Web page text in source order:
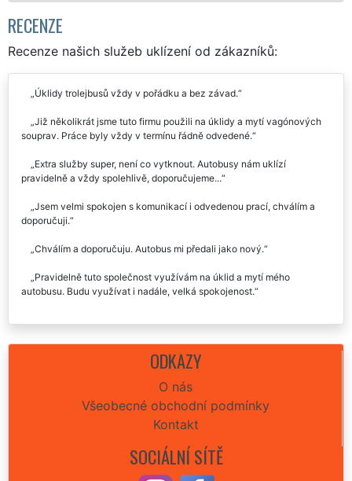
RECENZE
Recenze našich služeb uklízení od zákazníků:
Úklidy trolejbusů vždy v pořádku a bez závad.
Již několikrát jsme tuto firmu použili na úklidy a mytí vagónových
souprav. Práce byly vždy v termínu řádně odvedené.
Extra služby super, není co vytknout. Autobusy nám uklízí
pravidelně a vždy spolehlivě, doporučujeme...
Jsem velmi spokojen s komunikací i odvedenou prací, chválím a
doporučuji.
Chválím a doporučuju. Autobus mi předali jako nový.
Pravidelně tuto společnost využívám na úklid a mytí mého
autobusu. Budu využívat i nadále, velká spokojenost.
ODKAZY
O nás
Všeobecné obchodní podmínky
Kontakt
SOCIÁLNÍ SÍTĚ